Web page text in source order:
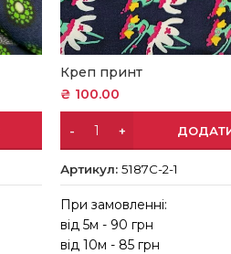
Креп принт
₴ 100.00
Артикул:5187C-2-1
При замовленні:
від 5м - 90 грн
від 10м - 85 грн